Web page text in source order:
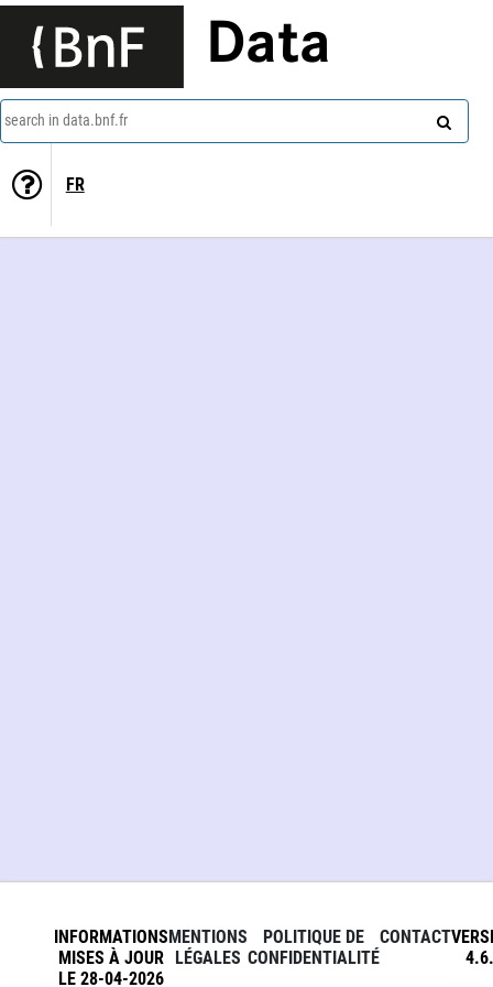
Data
search in data.bnf.fr
FR
INFORMATIONS
MISES À JOUR
LE 28-04-2026
MENTIONS
LÉGALES
POLITIQUE DE
CONFIDENTIALITÉ
CONTACT